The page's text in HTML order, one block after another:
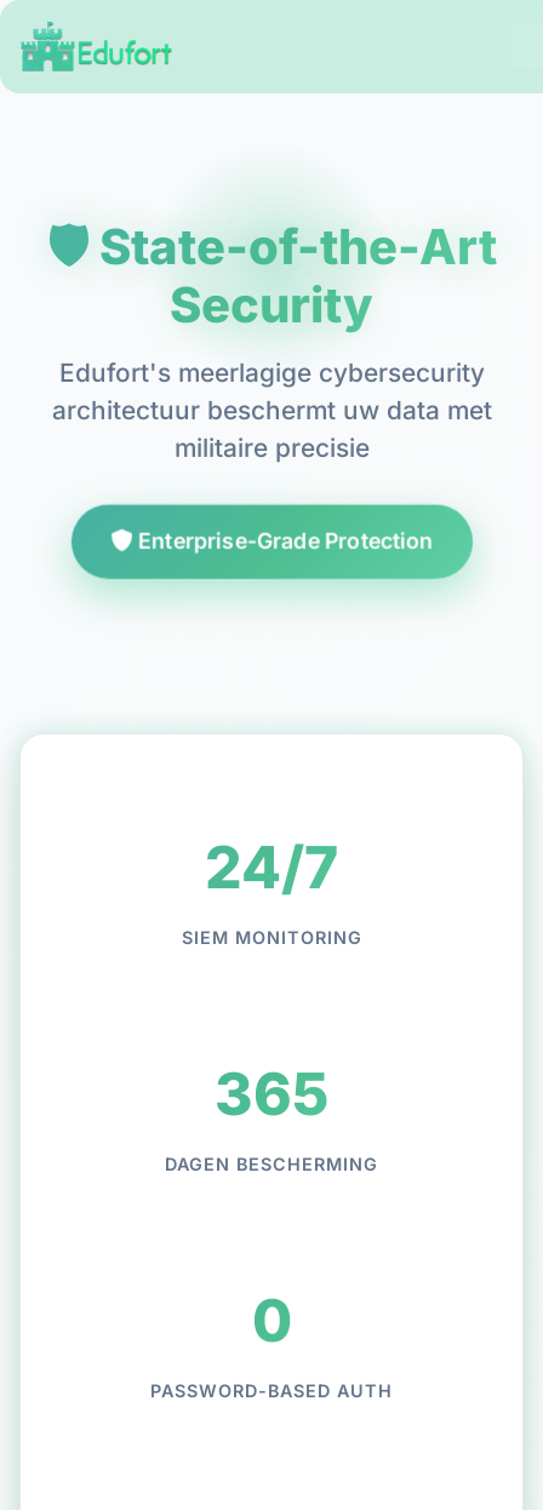
🛡️ State-of-the-Art
Security
Edufort's meerlagige cybersecurity
architectuur beschermt uw data met
militaire precisie
Enterprise-Grade Protection
24/7
SIEM MONITORING
365
DAGEN BESCHERMING
0
PASSWORD-BASED AUTH